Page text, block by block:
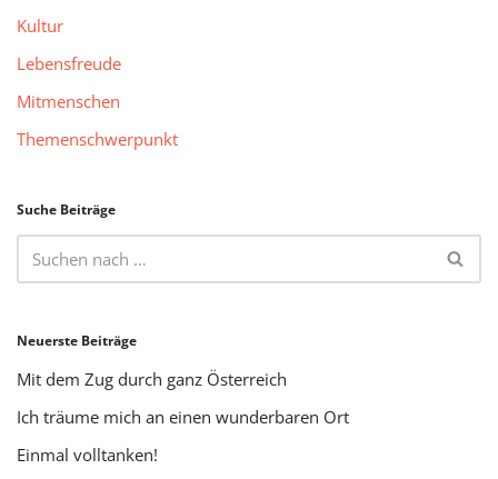
Kultur
Lebensfreude
Mitmenschen
Themenschwerpunkt
Suche Beiträge
Neuerste Beiträge
Mit dem Zug durch ganz Österreich
Ich träume mich an einen wunderbaren Ort
Einmal volltanken!